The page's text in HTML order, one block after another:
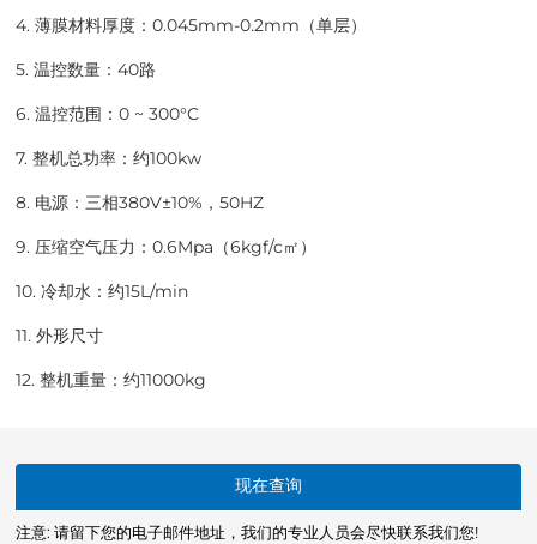
4. 薄膜材料厚度：0.045mm-0.2mm（单层）
5. 温控数量：40路
6. 温控范围：0 ~ 300°C
7. 整机总功率：约100kw
8. 电源：三相380V±10%，50HZ
9. 压缩空气压力：0.6Mpa（6kgf/c㎡）
10. 冷却水：约15L/min
11. 外形尺寸
12. 整机重量：约11000kg
现在查询
注意: 请留下您的电子邮件地址，我们的专业人员会尽快联系我们您!